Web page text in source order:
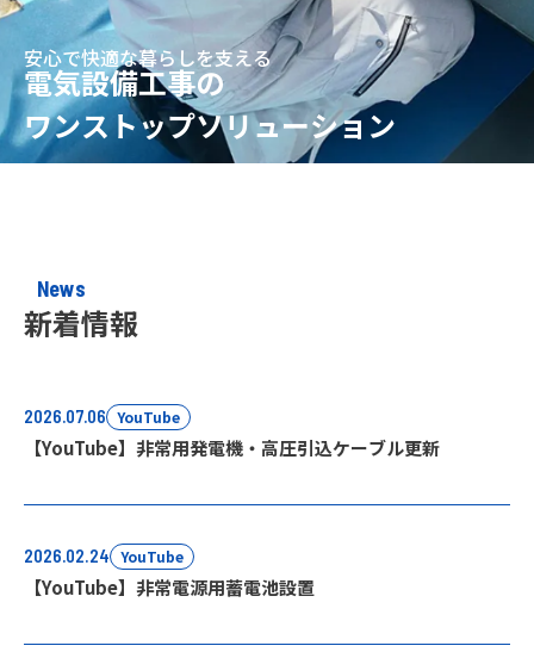
安心で快適な暮らしを支える
電気設備工事の
ワンストップソリューション
安心で快適な暮らしを支える
電気設備工事の
ワンストップソリューション
じっくり、成長。
ともに社会を支える仕事をしよう
News
新着情報
2026.07.06 YouTube
【YouTube】非常用発電機・高圧引込ケーブル更新
2026.02.24 YouTube
【YouTube】非常電源用蓄電池設置